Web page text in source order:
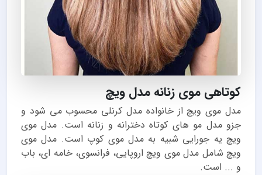
کوتاهی موی زنانه مدل ویچ
مدل موی ویچ از خانواده مدل کرنلی محسوب می شود و
جزو مدل مو های کوتاه دخترانه و زنانه است. مدل موی
ویچ یه جورایی شبیه به مدل موی کوپ است. مدل موی
ویچ شامل مدل موی ویچ اروپایی، فرانسوی، خامه ای، باب
و ... است.